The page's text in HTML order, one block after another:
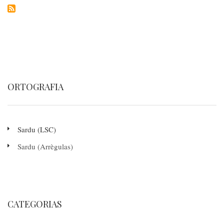
ORTOGRAFIA
Sardu (LSC)
Sardu (Arrègulas)
CATEGORIAS